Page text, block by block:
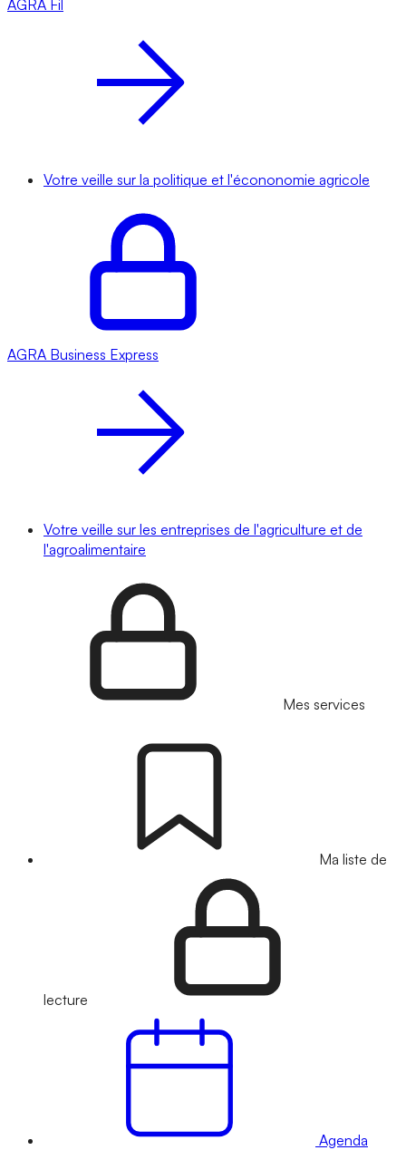
AGRA Fil
Votre veille sur la politique et l'écononomie agricole
AGRA Business Express
Votre veille sur les entreprises de l'agriculture et de
l'agroalimentaire
Mes services
Ma liste de
lecture
Agenda